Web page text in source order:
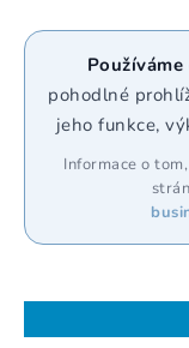
Používáme
pohodlné
jeho funkce,
Informace o
WhatsApp
Vytvořil